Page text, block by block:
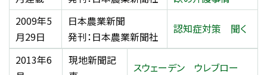
2009年5
月29日
日本農業新聞
発刊：日本農業新聞社
認知症対策 聞く
2013年6
現地新聞記
スウェーデン ウレブロー